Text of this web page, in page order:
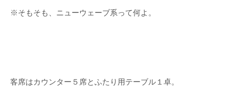
※そもそも、ニューウェーブ系って何よ。
客席はカウンター５席とふたり用テーブル１卓。